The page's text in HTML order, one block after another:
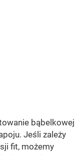
bąbelkowej
Jeśli zależy
fit, możemy